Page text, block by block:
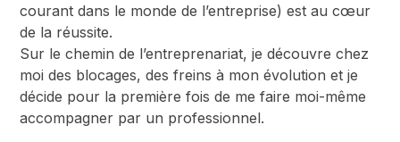
courant dans le monde de l’entreprise) est au cœur
de la réussite.
Sur le chemin de l’entreprenariat, je découvre chez
moi des blocages, des freins à mon évolution et je
décide pour la première fois de me faire moi-même
accompagner par un professionnel.